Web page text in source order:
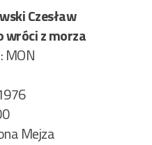
Czesław
wróci z morza
MON
Mejza